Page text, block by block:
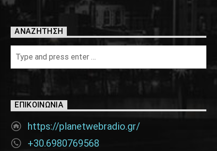
ΑΝΑΖΉΤΗΣΗ
ΕΠΙΚΟΙΝΩΝΊΑ
https://planetwebradio.gr/
+30.6980769568